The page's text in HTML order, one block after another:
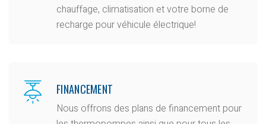
chauffage, climatisation et votre borne de
recharge pour véhicule électrique!
FINANCEMENT
Nous offrons des plans de financement pour